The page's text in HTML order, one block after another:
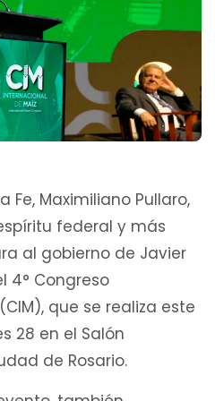
Fe, Maximiliano Pullaro,
federal y más
al gobierno de Javier
4° Congreso
que se realiza este
28 en el Salón
de Rosario.